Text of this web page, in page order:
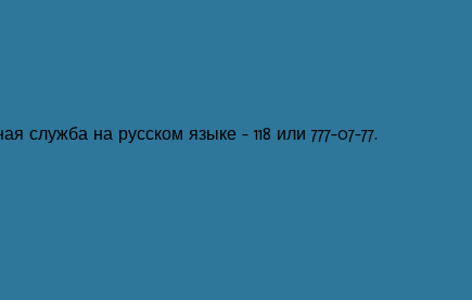
на русском языке - 118 или 777-07-77.